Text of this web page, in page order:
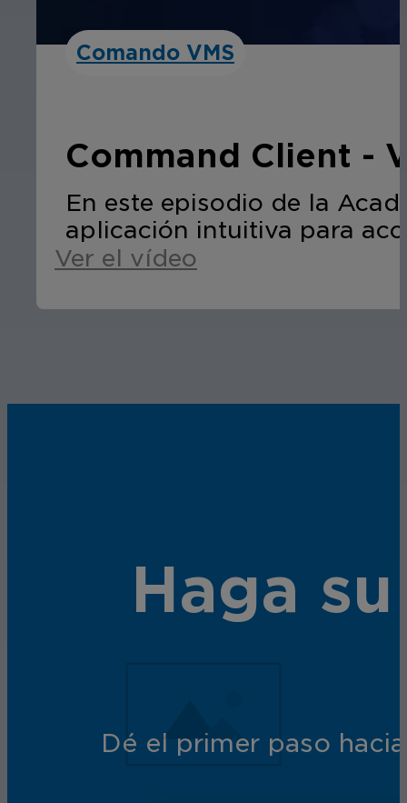
Comando VMS
Command Client -
En este episodio de la
aplicación intuitiva para
Ver el vídeo
Haga
Dé el primer paso